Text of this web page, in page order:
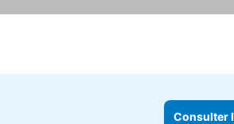
Consulter